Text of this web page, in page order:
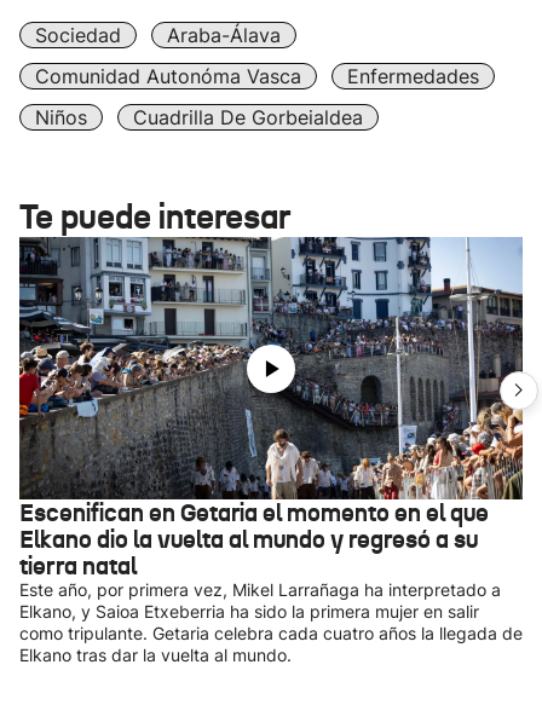
Sociedad
Araba-Álava
Comunidad Autonóma Vasca
Enfermedades
Niños
Cuadrilla De Gorbeialdea
Te puede interesar
Escenifican en Getaria el momento en el que
Elkano dio la vuelta al mundo y regresó a su
tierra natal
Este año, por primera vez, Mikel Larrañaga ha interpretado a
Elkano, y Saioa Etxeberria ha sido la primera mujer en salir
como tripulante. Getaria celebra cada cuatro años la llegada de
Elkano tras dar la vuelta al mundo.